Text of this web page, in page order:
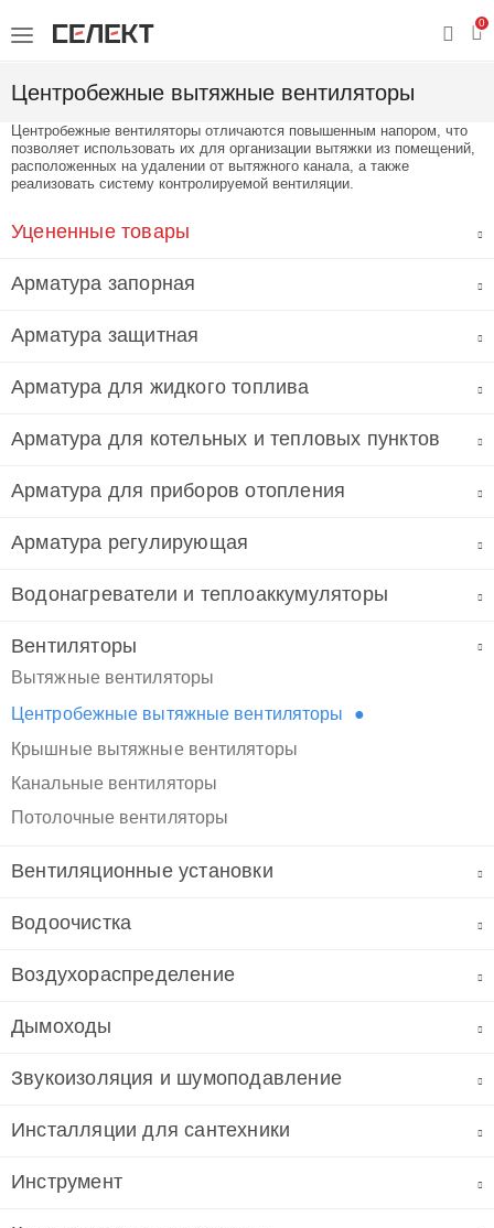
0
Центробежные вытяжные вентиляторы
Центробежные вентиляторы отличаются повышенным напором, что
позволяет использовать их для организации вытяжки из помещений,
расположенных на удалении от вытяжного канала, а также
реализовать систему контролируемой вентиляции.
Уцененные товары
Арматура запорная
Арматура защитная
Арматура для жидкого топлива
Арматура для котельных и тепловых пунктов
Арматура для приборов отопления
Арматура регулирующая
Водонагреватели и теплоаккумуляторы
Вентиляторы
Вытяжные вентиляторы
Центробежные вытяжные вентиляторы
Крышные вытяжные вентиляторы
Канальные вентиляторы
Потолочные вентиляторы
Вентиляционные установки
Водоочистка
Воздухораспределение
Дымоходы
Звукоизоляция и шумоподавление
Инсталляции для сантехники
Инструмент